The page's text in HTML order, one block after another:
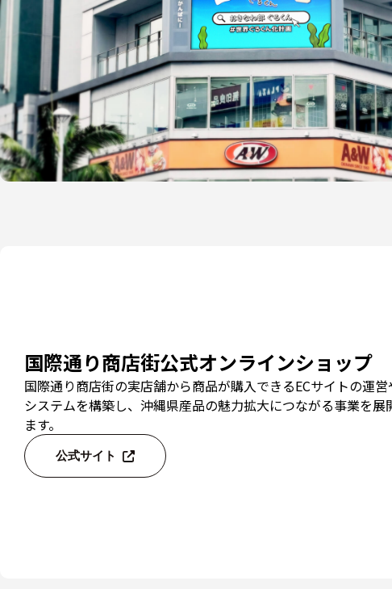
国際通り商店街公式オンラインショップ
国際通り商店街の実店舗から商品が購入できるECサイトの運
システムを構築し、沖縄県産品の魅力拡大につながる事業を展
ます。
公式サイト